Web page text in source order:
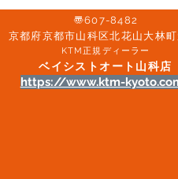
〠607-8482
京都府京都市山科区北花山大林
KTM正規ディーラー
ベイシストオート山科店
https://www.ktm-